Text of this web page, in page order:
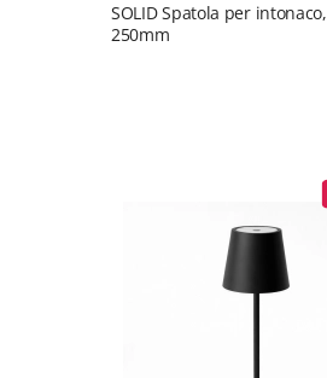
SOLID Spatola per intonaco,
250mm